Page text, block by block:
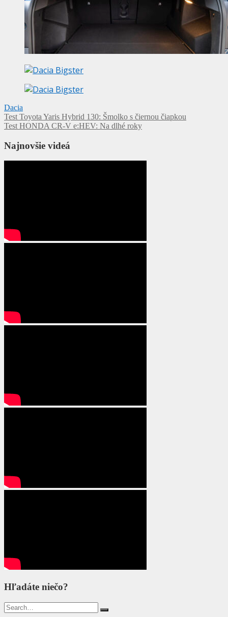
Dacia
Navigácia
v
článku
Test Toyota Yaris Hybrid 130: Šmolko s čiernou čiapkou
Test HONDA CR-V e:HEV: Na dlhé roky
Najnovšie videá
Hľadáte niečo?
Search
for: